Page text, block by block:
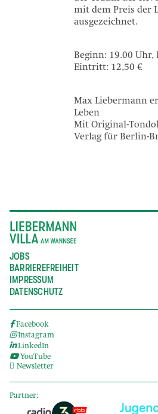
mit dem Preis der
ausgezeichnet.
Beginn: 19.00 Uhr,
Eintritt: 12,50 €
Max Liebermann
Leben
Mit Original-
Verlag für Berlin-
JOBS
BARRIEREFREIHEIT
IMPRESSUM
DATENSCHUTZ
Facebook
Instagram
LinkedIn
YouTube
Newsletter
Partner: